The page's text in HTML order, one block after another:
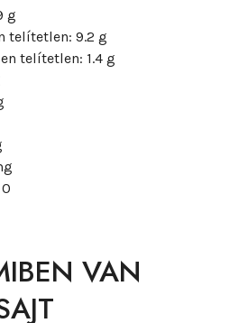
g
telítetlen: 9.2 g
telítetlen: 1.4 g
VAN